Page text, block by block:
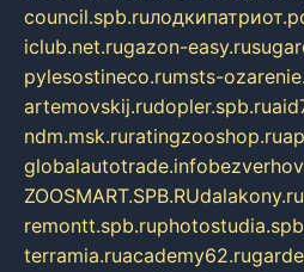
council.spb.ru
iclub.net.rugazon-easy.ru
pylesostineco.rumsts-
artemovskij.rudopler.spb.ru
ndm.msk.ruratingzooshop.ru
globalautotrade.info
ZOOSMART.SPB.RUdalakony.ru
remontt.spb.ru
terramia.ruacademy62.ru